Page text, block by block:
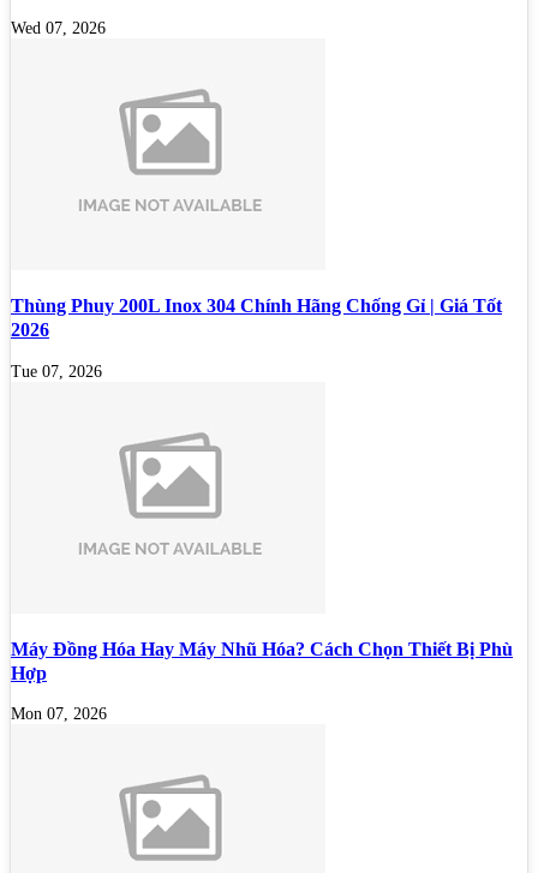
Wed 07, 2026
Thùng Phuy 200L Inox 304 Chính Hãng Chống Gỉ | Giá Tốt
2026
Tue 07, 2026
Máy Đồng Hóa Hay Máy Nhũ Hóa? Cách Chọn Thiết Bị Phù
Hợp
Mon 07, 2026